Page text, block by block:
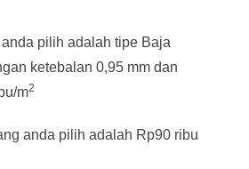
pilih adalah tipe Baja
ketebalan 0,95 mm dan
m2
anda pilih adalah Rp90 ribu